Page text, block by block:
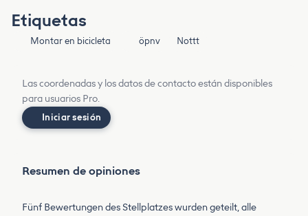
Etiquetas
Montar en bicicleta öpnv Nottt
Las coordenadas y los datos de contacto están disponibles
para usuarios Pro.
Iniciar sesión
Resumen de opiniones
Fünf Bewertungen des Stellplatzes wurden geteilt, alle